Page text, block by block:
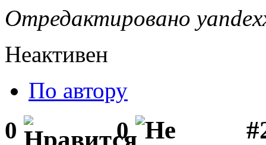
Отредактировано
Неактивен
По автору
0 0